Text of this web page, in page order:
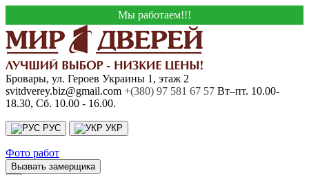
Мы работаем!!!
Бровары, ул. Героев Украины 1, этаж 2
svitdverey.biz@gmail.com +(380) 97 581 67 57 Вт–пт. 10.00-
18.30, Сб. 10.00 - 16.00.
РУС УКР
Фото работ
Вызвать замерщика